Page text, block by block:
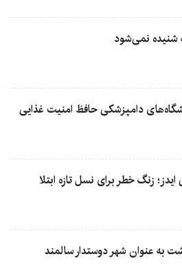
نمی‌شود
دامپزشکی حافظ امنیت غذایی
ایدز؛ زنگ خطر برای نسل تازه ابتلا
به عنوان شهر دوستدار سالمند